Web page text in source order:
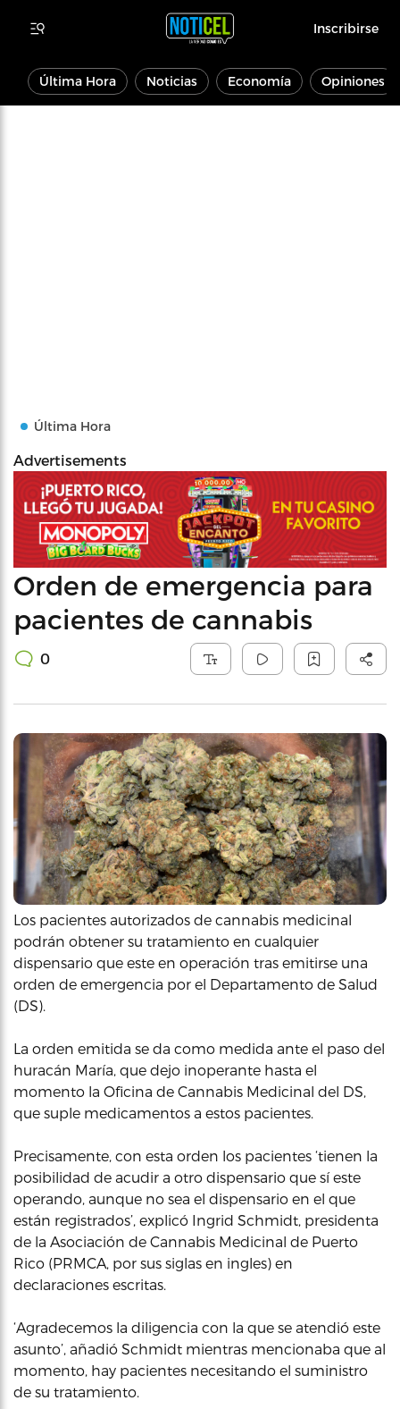
Inscribirse
Última Hora Noticias Economía Opiniones
Última Hora
Advertisements
Orden de emergencia para
pacientes de cannabis
0
Los pacientes autorizados de cannabis medicinal
podrán obtener su tratamiento en cualquier
dispensario que este en operación tras emitirse una
orden de emergencia por el Departamento de Salud
(DS).
La orden emitida se da como medida ante el paso del
huracán María, que dejo inoperante hasta el
momento la Oficina de Cannabis Medicinal del DS,
que suple medicamentos a estos pacientes.
Precisamente, con esta orden los pacientes ‘tienen la
posibilidad de acudir a otro dispensario que sí este
operando, aunque no sea el dispensario en el que
están registrados’, explicó Ingrid Schmidt, presidenta
de la Asociación de Cannabis Medicinal de Puerto
Rico (PRMCA, por sus siglas en ingles) en
declaraciones escritas.
‘Agradecemos la diligencia con la que se atendió este
asunto’, añadió Schmidt mientras mencionaba que al
momento, hay pacientes necesitando el suministro
de su tratamiento.